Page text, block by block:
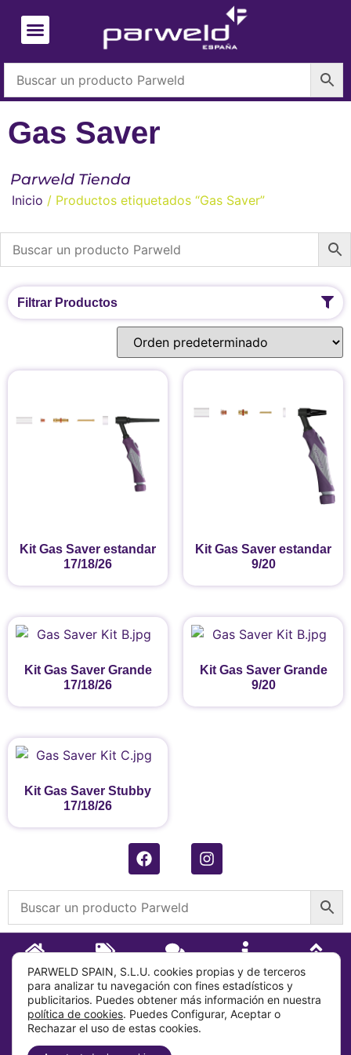
Gas Saver
Parweld Tienda
Inicio / Productos etiquetados “Gas Saver”
Filtrar Productos
Kit Gas Saver estandar
17/18/26
Kit Gas Saver estandar
9/20
Kit Gas Saver Grande
17/18/26
Kit Gas Saver Grande
9/20
Kit Gas Saver Stubby
17/18/26
Sobre
Info
PARWELD SPAIN, S.L.U. cookies propias y de terceros
para analizar tu navegación con fines estadísticos y
publicitarios. Puedes obtener más información en nuestra
política de cookies. Puedes Configurar, Aceptar o
Rechazar el uso de estas cookies.